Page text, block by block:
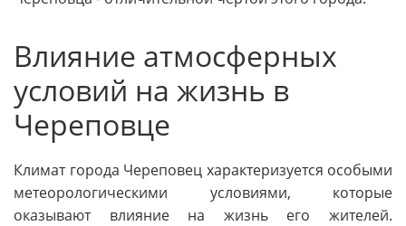
Влияние атмосферных
условий на жизнь в
Череповце
Климат города Череповец характеризуется особыми
метеорологическими условиями, которые
оказывают влияние на жизнь его жителей.